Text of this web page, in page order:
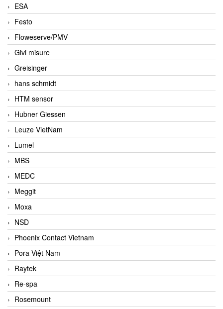
ESA
Festo
Floweserve/PMV
Givi misure
Greisinger
hans schmidt
HTM sensor
Hubner Giessen
Leuze VietNam
Lumel
MBS
MEDC
Meggit
Moxa
NSD
Phoenix Contact Vietnam
Pora Việt Nam
Raytek
Re-spa
Rosemount